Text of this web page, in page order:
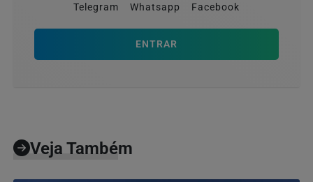
Telegram Whatsapp Facebook
ENTRAR
Veja Também